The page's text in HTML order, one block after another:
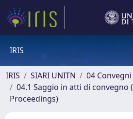
IRIS
IRIS SIARI UNITN
04
04.1 Saggio in atti di convegno
Proceedings)